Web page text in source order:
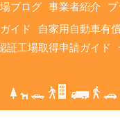
ブログ 事業者紹介
イド
自家用自動車有
証工場取得申請ガイド